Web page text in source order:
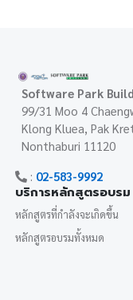
Software Park
99/31 Moo 4
Klong Kluea, Pak
Nonthaburi 11120
: 02-583-9992
บริการหลักสูตรอบรม
หลักสูตรที่กำลังจะเกิดขึ้น
หลักสูตรอบรมทั้งหมด